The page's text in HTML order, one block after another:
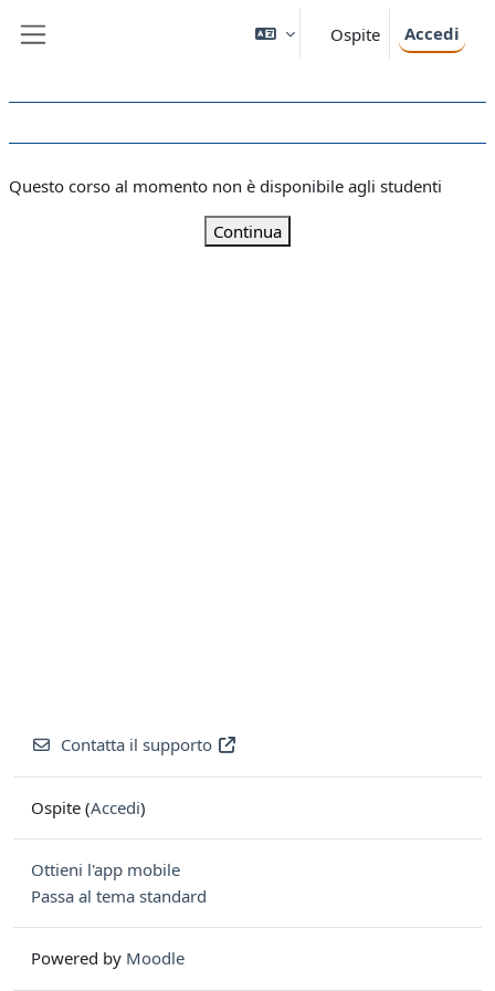
Ospite Accedi
Questo corso al momento non è disponibile agli studenti
Continua
Contatta il supporto
Ospite (Accedi)
Ottieni l'app mobile
Passa al tema standard
Powered by Moodle